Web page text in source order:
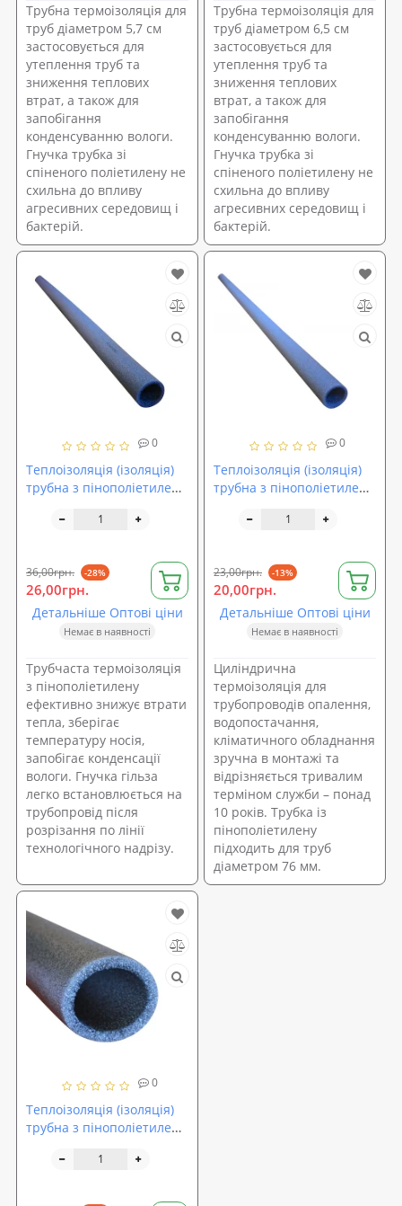
Трубна термоізоляція для
труб діаметром 5,7 см
застосовується для
утеплення труб та
зниження теплових
втрат, а також для
запобігання
конденсуванню вологи.
Гнучка трубка зі
спіненого поліетилену не
схильна до впливу
агресивних середовищ і
бактерій.
Трубна термоізоляція для
труб діаметром 6,5 см
застосовується для
утеплення труб та
зниження теплових
втрат, а також для
запобігання
конденсуванню вологи.
Гнучка трубка зі
спіненого поліетилену не
схильна до впливу
агресивних середовищ і
бактерій.
0
Теплоізоляція (ізоляція)
трубна з пінополіетилену
36,00грн. -28%
26,00грн.
Детальніше Оптові ціни
Немає в наявності
Трубчаста термоізоляція
з пінополіетилену
ефективно знижує втрати
тепла, зберігає
температуру носія,
запобігає конденсації
вологи. Гнучка гільза
легко встановлюється на
трубопровід після
розрізання по лінії
технологічного надрізу.
0
Теплоізоляція (ізоляція)
трубна з пінополіетилену
23,00грн. -13%
20,00грн.
Детальніше Оптові ціни
Немає в наявності
Циліндрична
термоізоляція для
трубопроводів опалення,
водопостачання,
кліматичного обладнання
зручна в монтажі та
відрізняється тривалим
терміном служби – понад
10 років. Трубка із
пінополіетилену
підходить для труб
діаметром 76 мм.
0
Теплоізоляція (ізоляція)
трубна з пінополіетилену